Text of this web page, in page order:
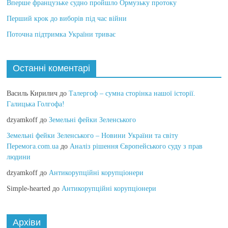
Вперше французьке судно пройшло Ормузьку протоку
Перший крок до виборів під час війни
Поточна підтримка України триває
Останні коментарі
Василь Кирилич доТалергоф – сумна сторінка нашої історії.
Галицька Голгофа!
dzyamkoff доЗемельні фейки Зеленського
Земельні фейки Зеленського – Новини України та світу
Перемога.com.ua до Аналіз рішення Європейського суду з прав
людини
dzyamkoff до Антикорупційні корупціонери
Simple-hearted до Антикорупційні корупціонери
Архіви